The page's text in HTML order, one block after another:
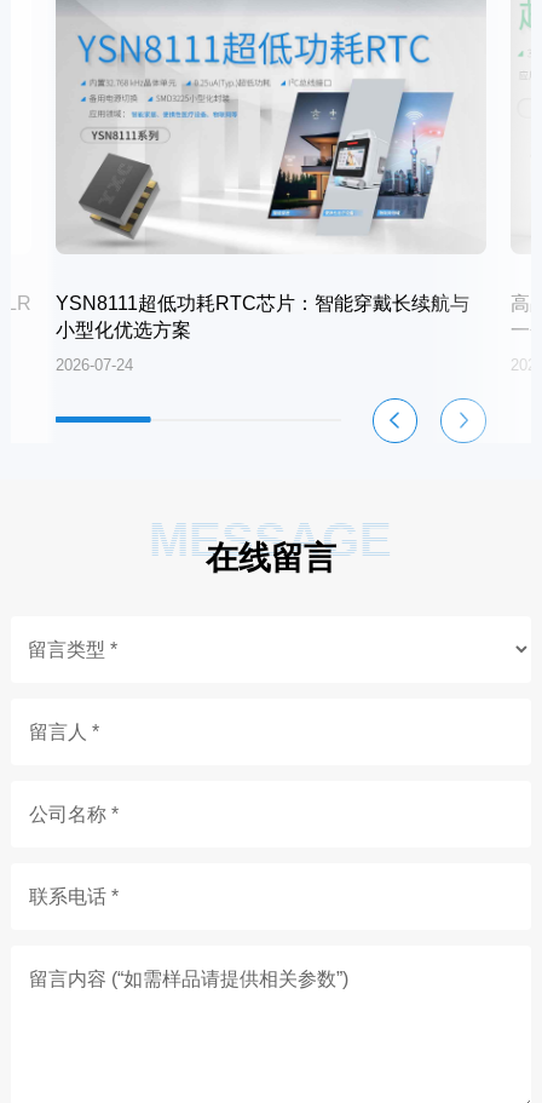
YSN8111超低功耗RTC芯片：智能穿戴长续航与
小型化优选方案
2026-07-24
高
一
MESSAGE
在线留言
留言人 *
公司名称 *
联系电话 *
留言内容 (“如需样品请提供相关参数”)